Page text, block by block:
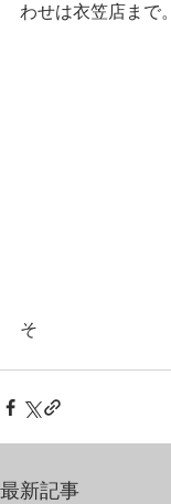
わせは衣笠店まで。
そ
最新記事